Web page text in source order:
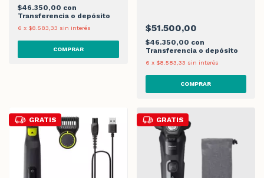
$46.350,00 con
Transferencia o depósito
6 x $8.583,33 sin interés $51.500,00
$46.350,00 con
Transferencia o depósito
6 x $8.583,33 sin interés
GRATIS GRATIS